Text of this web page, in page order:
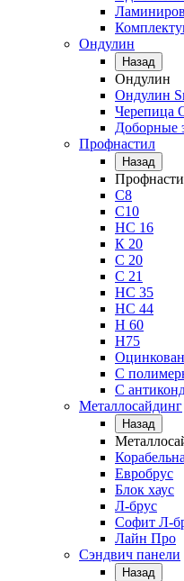
Ондулин
Назад
Ондулин
Ондулин
Черепица
Доборные
Профнастил
Назад
С8
С10
НС 16
К 20
С 20
С 21
НС 35
НС 44
Н 60
Н75
С
С
Металлосайдинг
Назад
Евробрус
Блок хаус
Л-брус
Софит Л-
Лайн Про
Сэндвич панели
Назад